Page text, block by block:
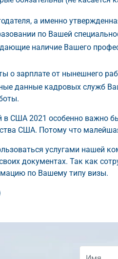
а именно
по Вашей
наличие Вашего
о зарплате от нынешнего
данные кадровых служб
в США 2021 особенно важно
США. Потому что
услугами нашей
документах. Так как
по Вашему типу визы.